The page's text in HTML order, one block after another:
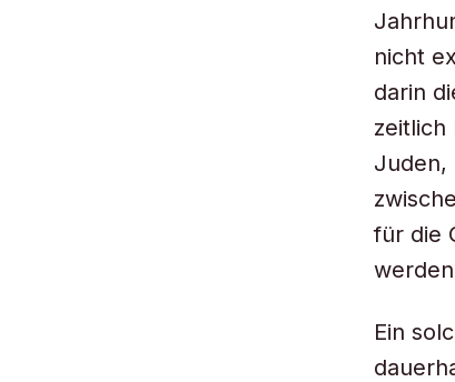
nicht
darin
zeitlich
Juden,
für die
Ein